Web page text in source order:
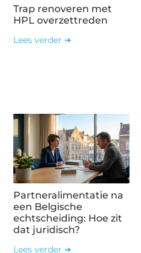
Trap renoveren met
HPL overzettreden
Lees verder ➜
Partneralimentatie na
een Belgische
echtscheiding: Hoe zit
dat juridisch?
Lees verder ➜